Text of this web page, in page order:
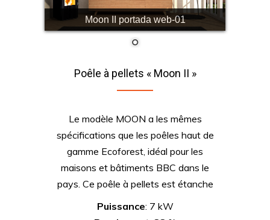
Moon II portada web-01
Poêle à pellets « Moon II »
Le modèle MOON a les mêmes
spécifications que les poêles haut de
gamme Ecoforest, idéal pour les
maisons et bâtiments BBC dans le
pays. Ce poêle à pellets est étanche
Puissance: 7 kW